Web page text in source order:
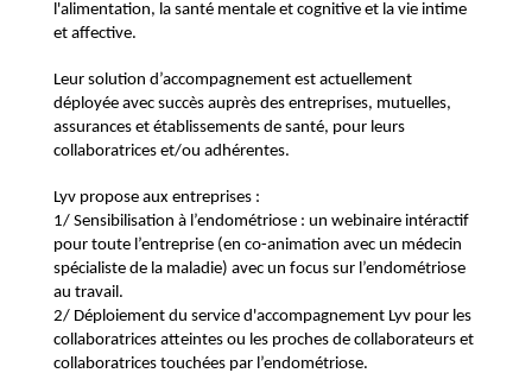
l'alimentation, la santé mentale et cognitive et la vie intime
et affective.
Leur solution d’accompagnement est actuellement
déployée avec succès auprès des entreprises, mutuelles,
assurances et établissements de santé, pour leurs
collaboratrices et/ou adhérentes.
Lyv propose aux entreprises :
1/ Sensibilisation à l’endométriose : un webinaire intéractif
pour toute l’entreprise (en co-animation avec un médecin
spécialiste de la maladie) avec un focus sur l’endométriose
au travail.
2/ Déploiement du service d'accompagnement Lyv pour les
collaboratrices atteintes ou les proches de collaborateurs et
collaboratrices touchées par l’endométriose.